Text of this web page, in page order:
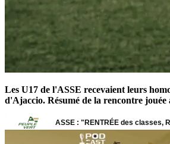
Les U17 de l'ASSE recevaient leurs
d'Ajaccio. Résumé de la rencontre jouée